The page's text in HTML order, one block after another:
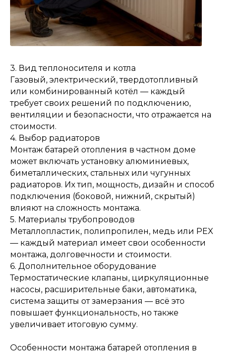
3. Вид теплоносителя и котла
Газовый, электрический, твердотопливный
или комбинированный котёл — каждый
требует своих решений по подключению,
вентиляции и безопасности, что отражается на
стоимости.
4. Выбор радиаторов
Монтаж батарей отопления в частном доме
может включать установку алюминиевых,
биметаллических, стальных или чугунных
радиаторов. Их тип, мощность, дизайн и способ
подключения (боковой, нижний, скрытый)
влияют на сложность монтажа.
5. Материалы трубопроводов
Металлопластик, полипропилен, медь или PEX
— каждый материал имеет свои особенности
монтажа, долговечности и стоимости.
6. Дополнительное оборудование
Термостатические клапаны, циркуляционные
насосы, расширительные баки, автоматика,
система защиты от замерзания — всё это
повышает функциональность, но также
увеличивает итоговую сумму.
Особенности монтажа батарей отопления в